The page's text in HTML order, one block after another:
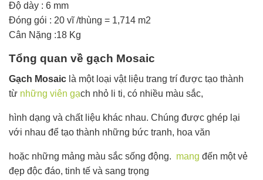
Độ dày : 6 mm
Đóng gói : 20 vĩ /thùng = 1,714 m2
Cân Nặng :18 Kg
Tổng quan về gạch Mosaic
Gạch Mosaic là một loại vật liệu trang trí được tạo thành
từ những viên gạch nhỏ li ti, có nhiều màu sắc,
hình dạng và chất liệu khác nhau. Chúng được ghép lại
với nhau để tạo thành những bức tranh, hoa văn
hoặc những mảng màu sắc sống động. mang đến một vẻ
đẹp độc đáo, tinh tế và sang trọng